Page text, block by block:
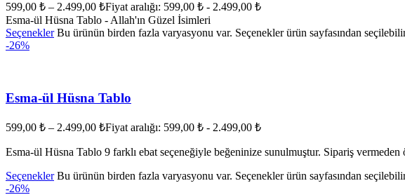
599,00 ₺ – 2.499,00 ₺Fiyat aralığı: 599,00 ₺ - 2.499,00 ₺
Esma-ül Hüsna Tablo - Allah'ın Güzel İsimleri
Seçenekler Bu ürünün birden fazla varyasyonu var. Seçenekler ürün sayfasından
-26%
Esma-ül Hüsna Tablo
599,00 ₺ – 2.499,00 ₺Fiyat aralığı: 599,00 ₺ - 2.499,00 ₺
Esma-ül Hüsna Tablo 9 farklı ebat seçeneğiyle beğeninize sunulmuştur. Sipariş vermeden
Seçenekler Bu ürünün birden fazla varyasyonu var. Seçenekler ürün sayfasından
-26%